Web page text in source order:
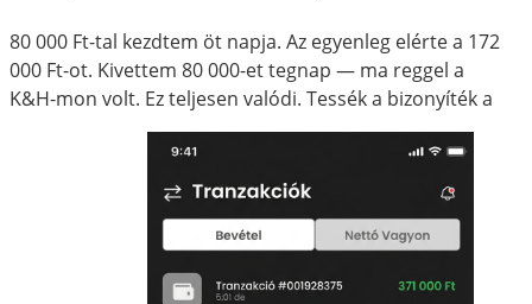
80 000 Ft-tal kezdtem öt napja. Az egyenleg elérte a 172
000 Ft-ot. Kivettem 80 000-et tegnap — ma reggel a
K&H-mon volt. Ez teljesen valódi. Tessék a bizonyíték a